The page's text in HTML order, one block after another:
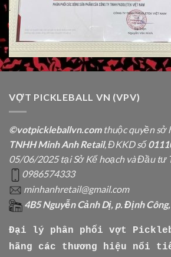
VỢT PICKLEBALL VN (VPV)
©votpickleballvn.comthuộc quyền sở
TNHH Minh Anh Retail, ĐKKD số
05/06/2025 tại Sở Kế hoạch và Đầu tư
0986574333
minhanhretail@gmail.com
4B5 Nguyễn Cảnh Dị, p. Định
Đại lý phân phối vợt
hãng các thương hiệu nổi